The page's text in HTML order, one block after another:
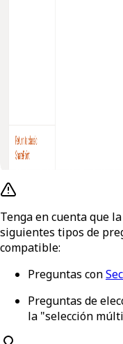
Tenga en cuenta que
siguientes tipos de
compatible:
Preguntas con
Preguntas de
la "selección